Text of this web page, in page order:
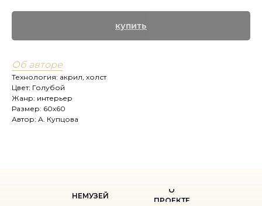
купить
Об авторе
Технология: акрил, холст
Цвет: Голубой
Жанр: интерьер
Размер: 60х60
Автор: А. Купцова
НЕМУЗЕЙ
О
ПРОЕКТЕ